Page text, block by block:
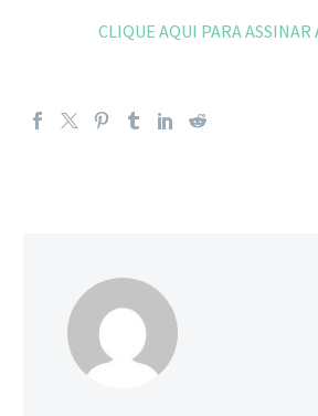
CLIQUE AQUI PARA ASSINAR